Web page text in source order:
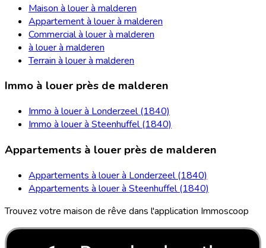
Maison à louer à malderen
Appartement à louer à malderen
Commercial à louer à malderen
à louer à malderen
Terrain à louer à malderen
Immo à louer près de malderen
Immo à louer à Londerzeel (1840)
Immo à louer à Steenhuffel (1840)
Appartements à louer près de malderen
Appartements à louer à Londerzeel (1840)
Appartements à louer à Steenhuffel (1840)
Trouvez votre maison de rêve dans l'application Immoscoop